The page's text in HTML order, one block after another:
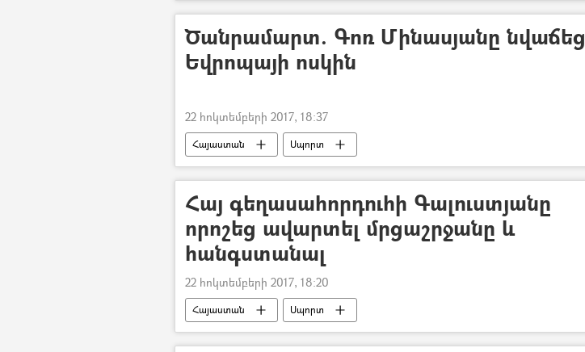
Ծանրամարտ. Գոռ Մինասյանը նվաճեց
Եվրոպայի ոսկին
22 հոկտեմբերի 2017, 18:37
Հայաստան Սպորտ
Հայ գեղասահորդուհի Գալուստյանը
որոշեց ավարտել մրցաշրջանը և
հանգստանալ
22 հոկտեմբերի 2017, 18:20
Հայաստան Սպորտ